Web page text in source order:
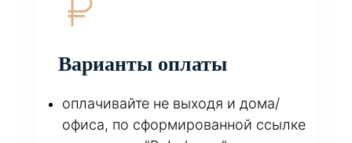
Варианты оплаты
оплачивайте не выходя и дома/
офиса, по сформированной ссылке